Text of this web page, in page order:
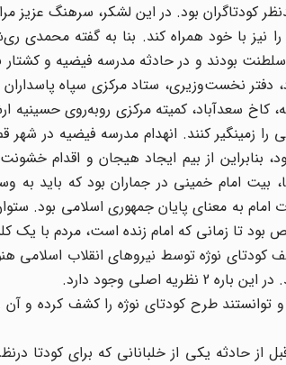
هماهنگ بودند و لشکر 92 زرهی اهواز نیز مدنظر کودتاگران بود. در این لشکر،
نیز با خود همراه کند. بنا به گفته محمدی
دفتر نخست‌وزیری، ستاد مرکزی سپاه
سعدآباد، کمیته مرکزی روبه‌روی حسینیه
زمینگیر کنند. انهدام مدرسه فیضیه در شهر
از بیم ایجاد هیجان و اقدام خشونت
امام به معنای پایان جمهوری اسلامی بود.
بود تا زمانی که امام زنده است، مردم با یک
کودتا را عقیم خواهند کرد.» پس از گذشت 3 دهه از کشف کودتای نوژه توسط نیروهای
وجود دارد.
طرح کودتای نوژه را کشف کرده و آن
شب قبل از حادثه یکی از خلبانانی که برای کودتا